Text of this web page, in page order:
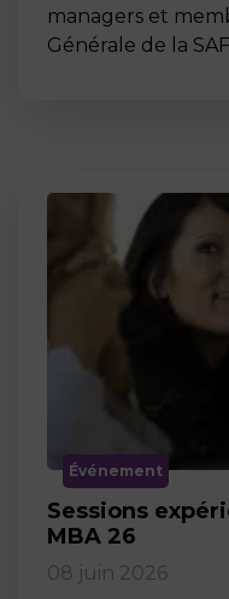
managers et
Générale de la
Événement
Sessions
MBA 26
08 juin 2026